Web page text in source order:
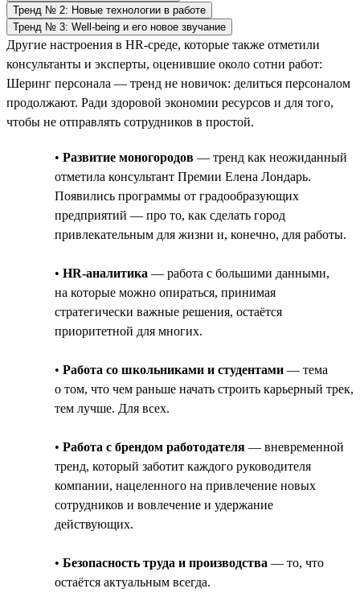
Тренд № 2: Новые технологии в работе
Тренд № 3: Well-being и его новое звучание
Другие настроения в HR-среде, которые также отметили
консультанты и эксперты, оценившие около сотни работ:
Шеринг персонала — тренд не новичок: делиться персоналом
продолжают. Ради здоровой экономии ресурсов и для того,
чтобы не отправлять сотрудников в простой.
• Развитие моногородов — тренд как неожиданный
отметила консультант Премии Елена Лондарь.
Появились программы от градообразующих
предприятий — про то, как сделать город
привлекательным для жизни и, конечно, для работы.
• HR-аналитика — работа с большими данными,
на которые можно опираться, принимая
стратегически важные решения, остаётся
приоритетной для многих.
• Работа со школьниками и студентами — тема
о том, что чем раньше начать строить карьерный трек,
тем лучше. Для всех.
• Работа с брендом работодателя — вневременной
тренд, который заботит каждого руководителя
компании, нацеленного на привлечение новых
сотрудников и вовлечение и удержание
действующих.
• Безопасность труда и производства — то, что
остаётся актуальным всегда.